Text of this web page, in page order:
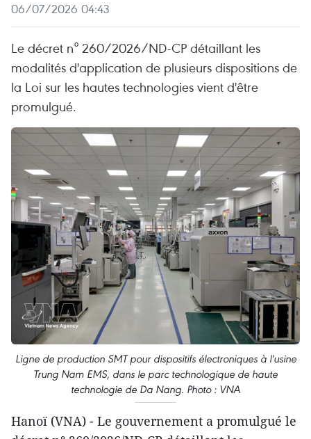
06/07/2026 04:43
Le décret n° 260/2026/ND-CP détaillant les
modalités d'application de plusieurs dispositions de
la Loi sur les hautes technologies vient d'être
promulgué.
Ligne de production SMT pour dispositifs électroniques à l'usine
Trung Nam EMS, dans le parc technologique de haute
technologie de Da Nang. Photo : VNA
Hanoï (VNA) - Le gouvernement a promulgué le